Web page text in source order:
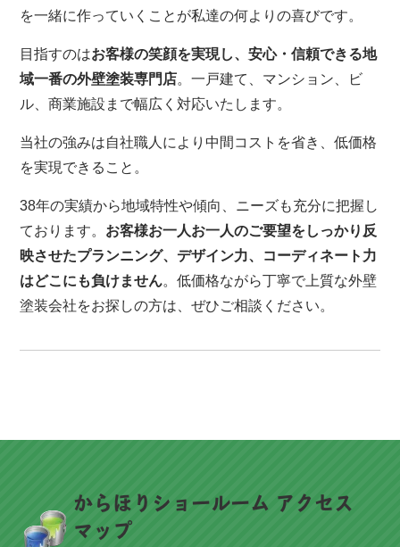
を一緒に作っていくことが私達の何よりの喜びです。
目指すのはお客様の笑顔を実現し、安心・信頼できる地
域一番の外壁塗装専門店。一戸建て、マンション、ビ
ル、商業施設まで幅広く対応いたします。
当社の強みは自社職人により中間コストを省き、低価格
を実現できること。
38年の実績から地域特性や傾向、ニーズも充分に把握し
ております。 お客様お一人お一人のご要望をしっかり反
映させたプランニング、デザイン力、コーディネート力
はどこにも負けません。低価格ながら丁寧で上質な外壁
塗装会社をお探しの方は、ぜひご相談ください。
からほりショールーム アクセス
マップ